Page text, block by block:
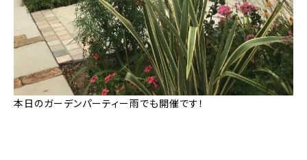
本日のガーデンパーティー雨でも開催です！